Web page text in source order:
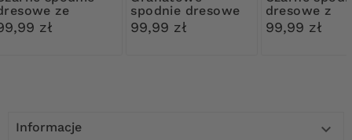
ze
zł
spodnie dresowe
ze ściągaczem
99,99 zł
dresowe z
kieszeniami
99,99 zł
Informacje 